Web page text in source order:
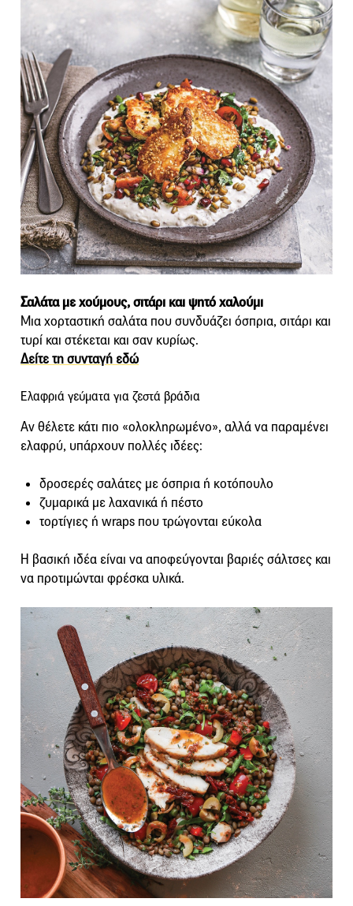
Σαλάτα με χούμους, σιτάρι και ψητό χαλούμι
Μια χορταστική σαλάτα που συνδυάζει όσπρια, σιτάρι και
τυρί και στέκεται και σαν κυρίως.
Δείτε τη συνταγή εδώ
Ελαφριά γεύματα για ζεστά βράδια
Αν θέλετε κάτι πιο «ολοκληρωμένο», αλλά να παραμένει
ελαφρύ, υπάρχουν πολλές ιδέες:
δροσερές σαλάτες με όσπρια ή κοτόπουλο
ζυμαρικά με λαχανικά ή πέστο
τορτίγιες ή wraps που τρώγονται εύκολα
Η βασική ιδέα είναι να αποφεύγονται βαριές σάλτσες και
να προτιμώνται φρέσκα υλικά.